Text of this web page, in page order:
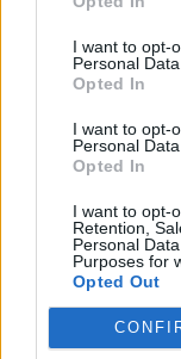
I want to opt-
Personal Data.
Opted In
I want to opt-
Personal
Opted In
I want to opt-
Retention,
Personal
Purposes for
Opted Out
σημαντικά
Τσιόδρα και
που υπάρχει
Αττική και
ΜΕΘ μάλλον
γιατί δεν
προσωπικό,
ΜΕΘ για να
κυβέρνησης»,